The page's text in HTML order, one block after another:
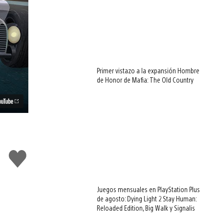
Me
gusta
Primer vistazo a la expansión Hombre
de Honor de Mafia: The Old Country
Juegos mensuales en PlayStation Plus
de agosto: Dying Light 2 Stay Human:
Reloaded Edition, Big Walk y Signalis